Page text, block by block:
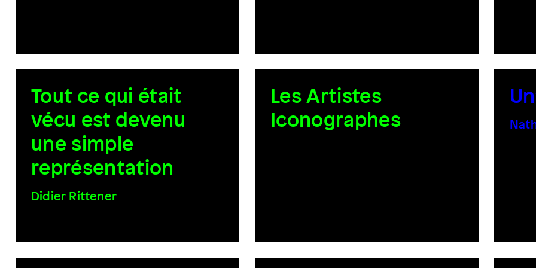
Tout ce qui était
vécu est devenu
une simple
représentation
Didier Rittener
Les Artistes
Iconographes